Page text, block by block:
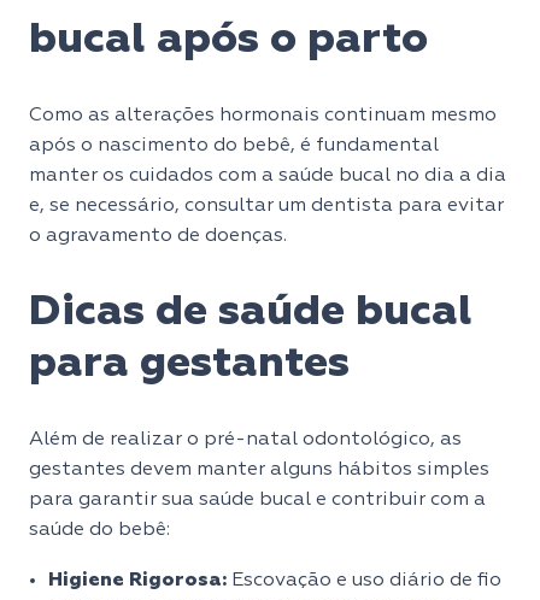
bucal após o parto
Como as alterações hormonais continuam mesmo
após o nascimento do bebê, é fundamental
manter os cuidados com a saúde bucal no dia a dia
e, se necessário, consultar um dentista para evitar
o agravamento de doenças.
Dicas de saúde bucal
para gestantes
Além de realizar o pré-natal odontológico, as
gestantes devem manter alguns hábitos simples
para garantir sua saúde bucal e contribuir com a
saúde do bebê:
Higiene Rigorosa: Escovação e uso diário de fio